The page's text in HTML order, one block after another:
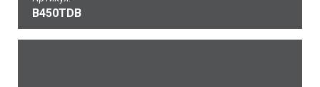
B450TDB